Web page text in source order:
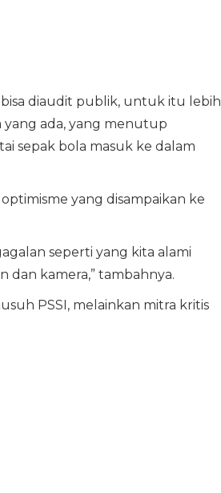
diaudit publik, untuk itu lebih
ada, yang menutup
sepak bola masuk ke dalam
yang disampaikan ke
seperti yang kita alami
dan kamera,” tambahnya.
PSSI, melainkan mitra kritis